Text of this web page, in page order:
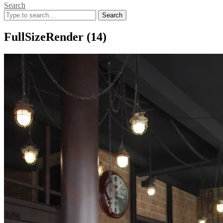
Search
Search
for:
FullSizeRender (14)